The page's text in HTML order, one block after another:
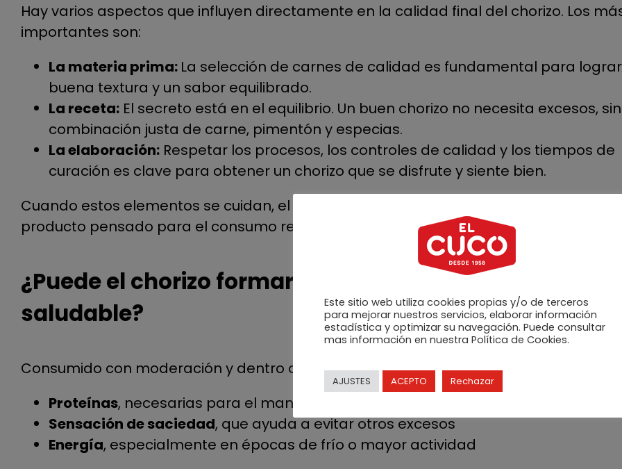
Hay varios aspectos que influyen directamente en la calidad final del chorizo. Los
importantes son:
La materia prima: La selección de carnes de calidad es fundamental para
buena textura y un sabor equilibrado.
La receta:El secreto está en el equilibrio. Un buen chorizo no necesita excesos,
combinación justa de carne, pimentón y especias.
La elaboración:Respetar los procesos, los controles de calidad y los tiempos de
curación es clave para obtener un chorizo que se disfrute y siente bien.
Cuando estos elementos se cuidan, el chorizo deja de ser un “capricho” y pasa a ser
producto pensado para el consumo responsable.
¿Puede el chorizo formar parte de una alimentación
saludable?
Consumido con moderación y dentro de una dieta variada, el chorizo puede aportar:
Proteínas, necesarias para el mantenimiento de la masa muscular
Sensación de saciedad, que ayuda a evitar otros excesos
Energía, especialmente en épocas de frío o mayor actividad
Este sitio web utiliza cookies propias y/o de terceros
para mejorar nuestros servicios, elaborar información
estadística y optimizar su navegación. Puede consultar
mas información en nuestra Política de Cookies.
AJUSTES ACEPTO Rechazar